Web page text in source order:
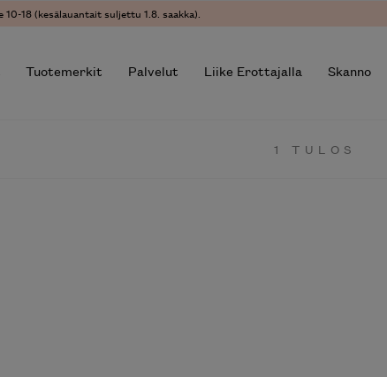
18 (kesälauantait suljettu 1.8. saakka).
Tuotemerkit Palvelut Liike Erottajalla Skanno
1 TULOS